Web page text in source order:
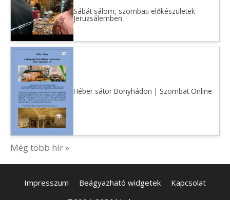
Sábát sálom, szombati előkészületek
Jeruzsálemben
Héber sátor Bonyhádon | Szombat Online
Még több hír »
Impresszum Beágyazható widgetek
Kapcsolat